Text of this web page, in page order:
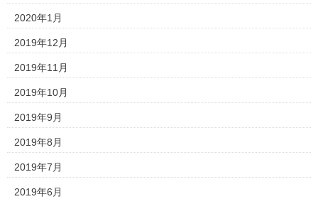
2020年1月
2019年12月
2019年11月
2019年10月
2019年9月
2019年8月
2019年7月
2019年6月